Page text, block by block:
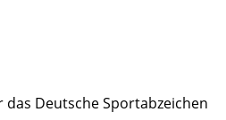
Deutsche Sportabzeichen